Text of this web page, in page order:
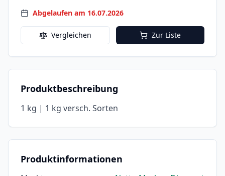
Abgelaufen am 16.07.2026
Vergleichen Zur Liste
Produktbeschreibung
1 kg | 1 kg versch. Sorten
Produktinformationen